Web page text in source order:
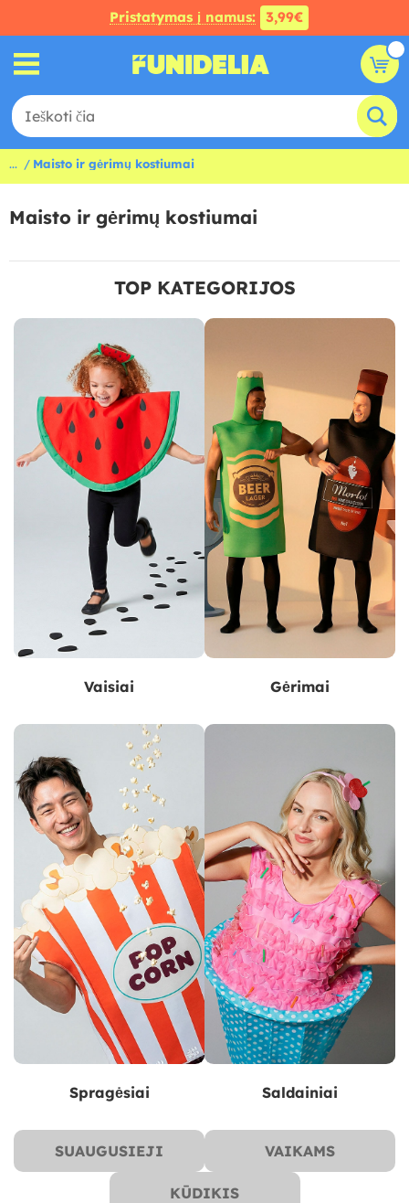
Pristatymas į namus: 3,99€
... Maisto ir gėrimų kostiumai
Maisto ir gėrimų kostiumai
TOP KATEGORIJOS
Vaisiai Gėrimai
Spragėsiai Saldainiai
SUAUGUSIEJI VAIKAMS
KŪDIKIS